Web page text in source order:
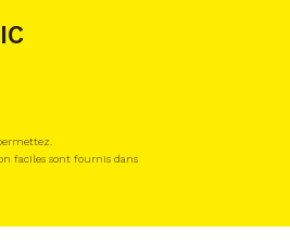
faciles sont fournis dans